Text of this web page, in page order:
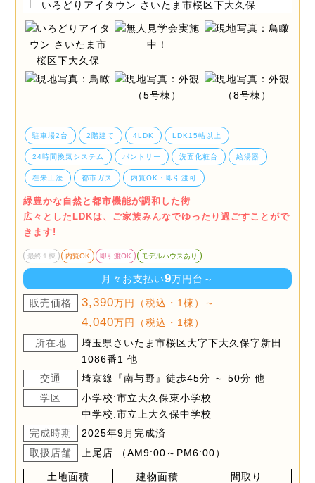
駐車場2台 2階建て 4LDK LDK15帖以上
24時間換気システム パントリー 洗面化粧台 給湯器
在来工法 都市ガス 内覧OK・即引渡可
緑豊かな自然と都市機能が調和した街
広々としたLDKは、ご家族みんなでゆったり過ごすことがで
きます!
最終１棟 内覧OK 即引渡OK モデルハウスあり
月々お支払い9万円台～
販売価格 3,390万円（税込・1棟）～
4,040万円（税込・1棟）
所在地
埼玉県さいたま市桜区大字下大久保字新田
1086番1 他
交通
埼京線『南与野』徒歩45分 ～ 50分 他
学区
小学校:市立大久保東小学校
中学校:市立上大久保中学校
完成時期
2025年9月完成済
取扱店舗
上尾店 （AM9:00～PM6:00）
土地面積
建物面積
間取り